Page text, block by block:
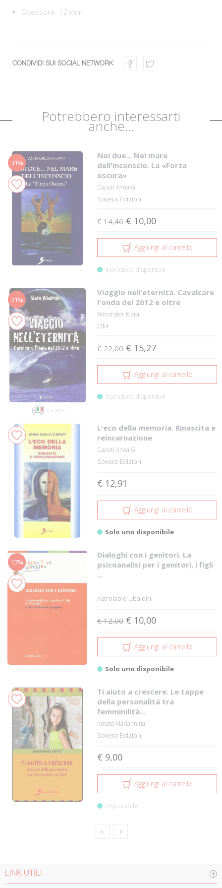
Spessore: 12 mm
CONDIVIDI SUI SOCIAL NETWORK
Potrebbero interessarti
anche...
31%
Noi due... Nel mare
dell'inconscio. La «Forza
oscura»
Caputi Anna G.
Sovera Edizioni
€ 14,46 € 10,00
Aggiungi al carrello
4 prodotti disponibili
31%
Gratis
Viaggio nell'eternità. Cavalcare
l'onda del 2012 e oltre
Windrider Kiara
OM
€ 22,00 € 15,27
Aggiungi al carrello
9 prodotti disponibili
L'eco della memoria. Rinascita e
reincarnazione
Caputi Anna G.
Sovera Edizioni
€ 12,91
Aggiungi al carrello
Solo uno disponibile
17%
Dialoghi con i genitori. La
psicoanalisi per i genitori, i figli
...
Astrolabio Ubaldini
€ 12,00 € 10,00
Aggiungi al carrello
Solo uno disponibile
Ti aiuto a crescere. Le tappe
della personalità tra
femminilità...
Amato Mariannina
Sovera Edizioni
€ 9,00
Aggiungi al carrello
Disponibile
LINK UTILI